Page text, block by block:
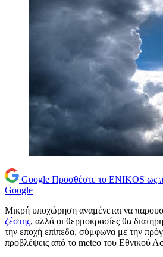
Google Προσθέστε το ENIKOS ως
Google
Μικρή υποχώρηση αναμένεται να
ζέστης, αλλά οι θερμοκρασίες θα
την εποχή επίπεδα, σύμφωνα με την
προβλέψεις από το meteo του Εθνικού